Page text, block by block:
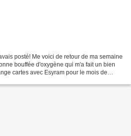
posté! Me voici de retour de ma semaine
bouffée d'oxygène qui m'a fait un bien
cartes avec Esyram pour le mois de